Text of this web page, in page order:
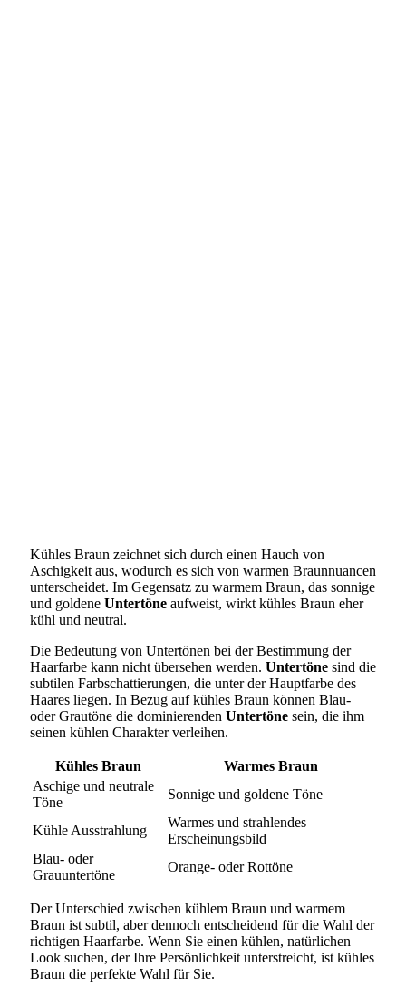
Kühles Braun zeichnet sich durch einen Hauch von
Aschigkeit aus, wodurch es sich von warmen Braunnuancen
unterscheidet. Im Gegensatz zu warmem Braun, das sonnige
und goldene Untertöne aufweist, wirkt kühles Braun eher
kühl und neutral.
Die Bedeutung von Untertönen bei der Bestimmung der
Haarfarbe kann nicht übersehen werden. Untertöne sind die
subtilen Farbschattierungen, die unter der Hauptfarbe des
Haares liegen. In Bezug auf kühles Braun können Blau-
oder Grautöne die dominierenden Untertöne sein, die ihm
seinen kühlen Charakter verleihen.
Kühles Braun
Warmes Braun
Aschige und neutrale
Töne
Sonnige und goldene Töne
Kühle Ausstrahlung
Warmes und strahlendes
Erscheinungsbild
Blau- oder
Grauuntertöne
Orange- oder Rottöne
Der Unterschied zwischen kühlem Braun und warmem
Braun ist subtil, aber dennoch entscheidend für die Wahl der
richtigen Haarfarbe. Wenn Sie einen kühlen, natürlichen
Look suchen, der Ihre Persönlichkeit unterstreicht, ist kühles
Braun die perfekte Wahl für Sie.